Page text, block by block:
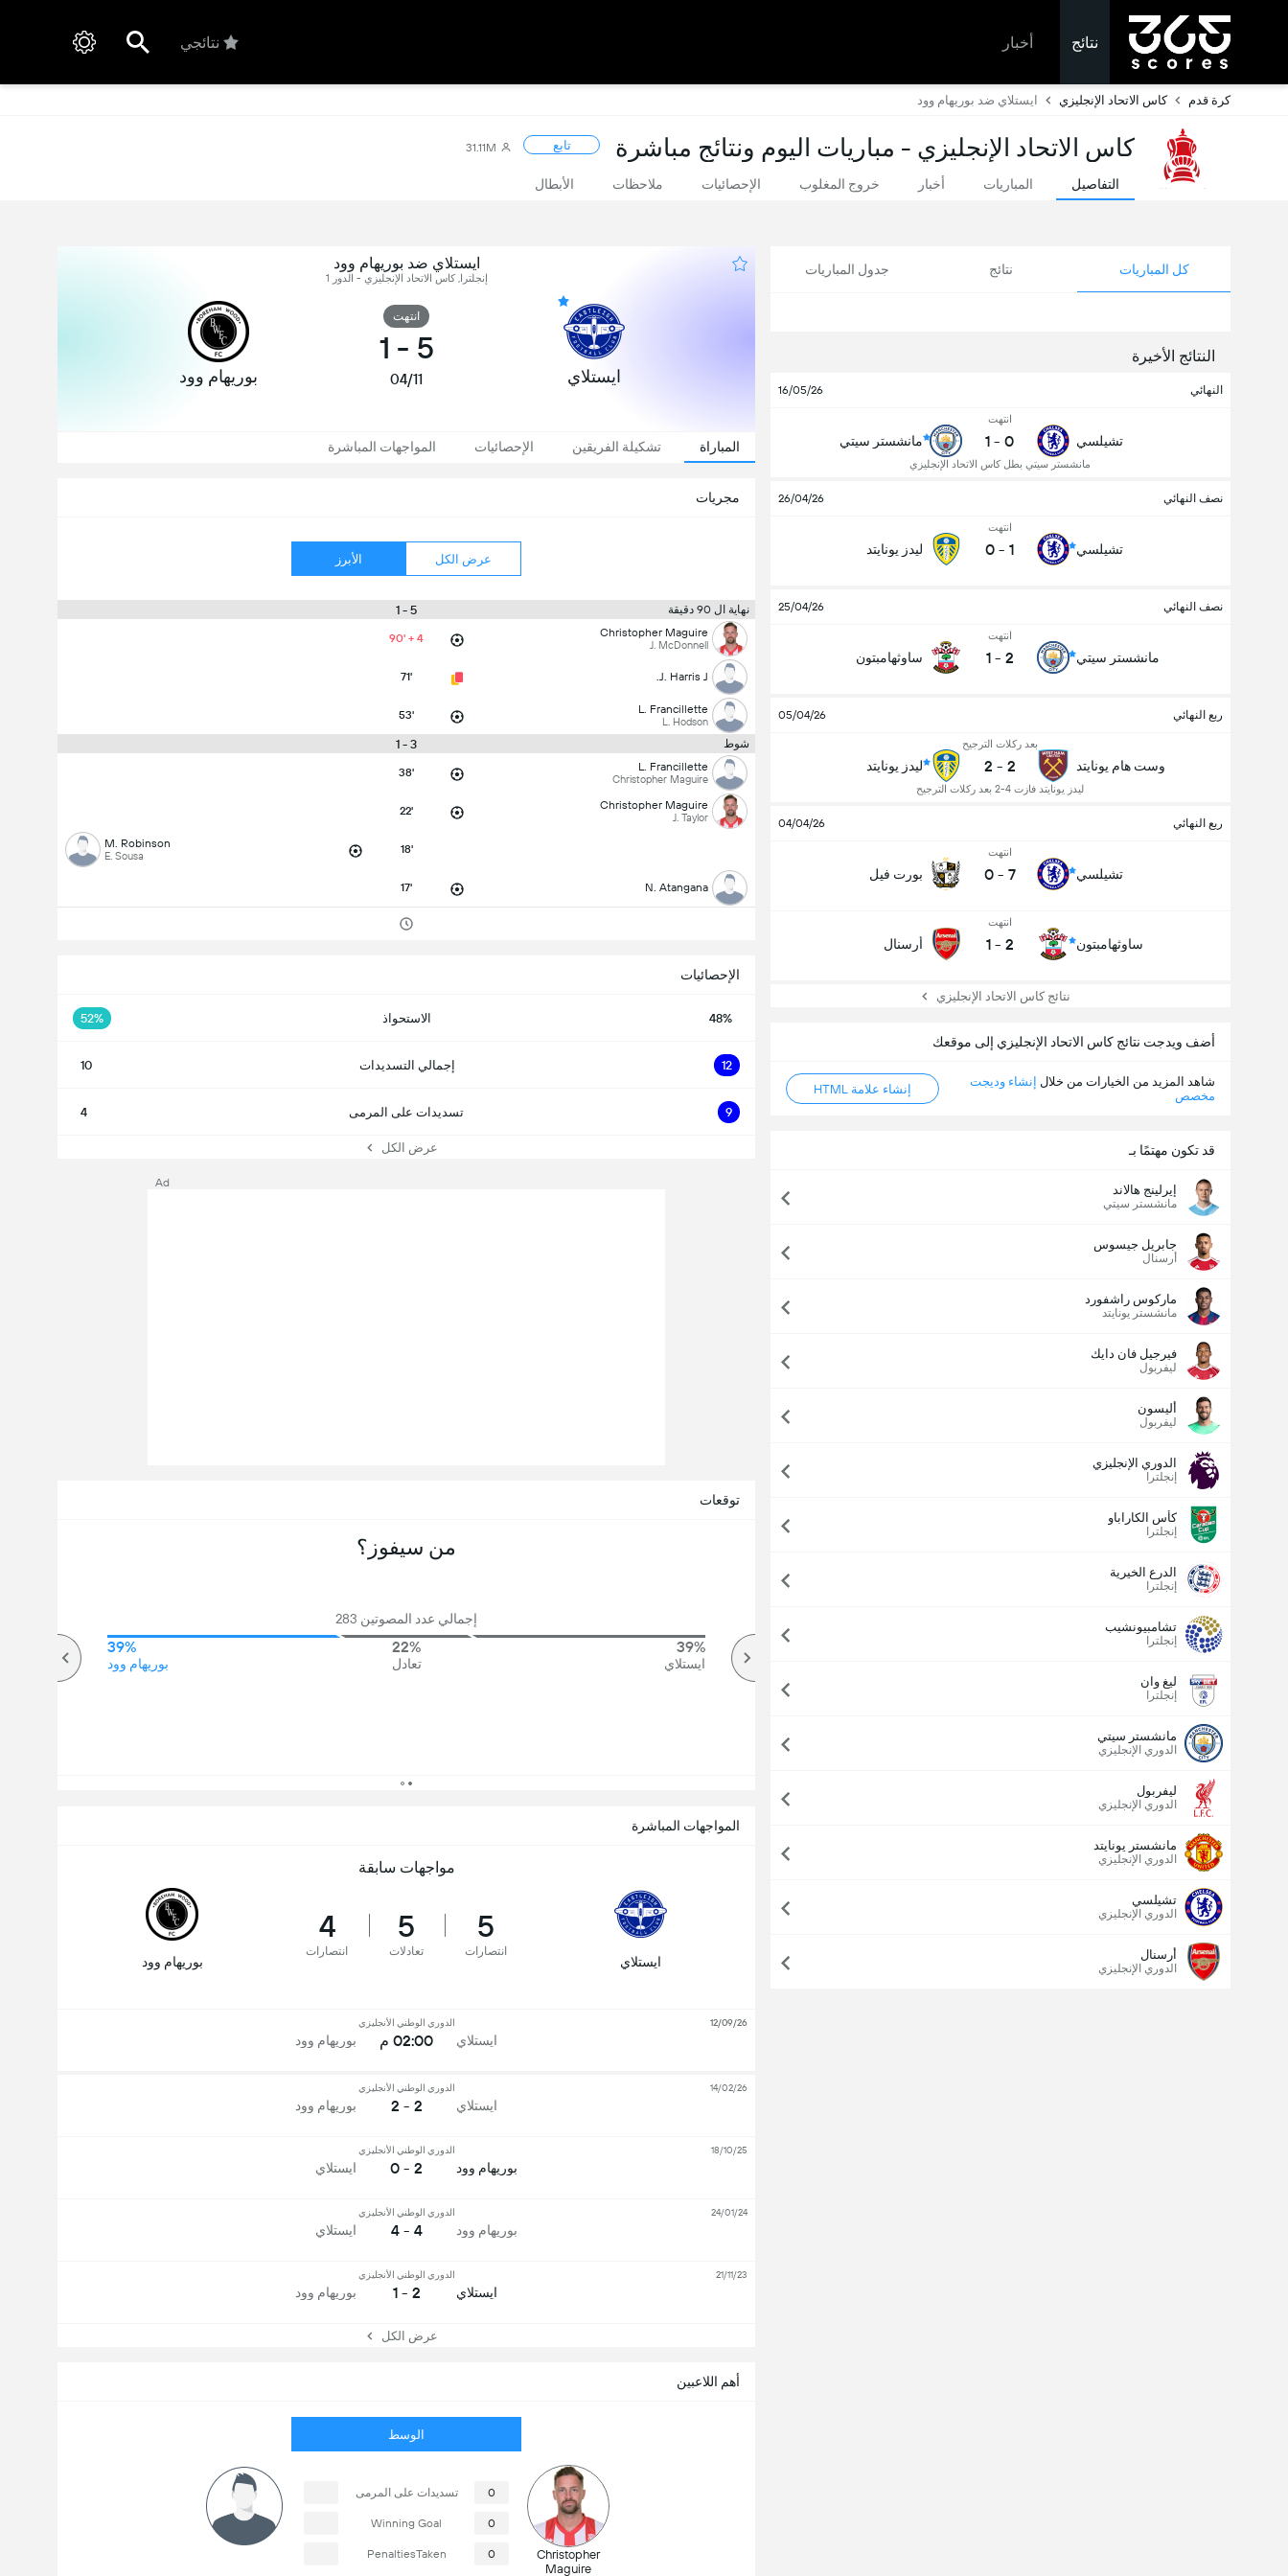
نتائج أخبار نتائجي
كرة قدم كاس الاتحاد الإنجليزي ايستلاي ضد بوريهام وود
كاس الاتحاد الإنجليزي - مباريات اليوم ونتائج مباشرة تابع 31.11M
التفاصيل المباريات أخبار خروج المغلوب الإحصائيات ملاحظات الأبطال
كل المباريات نتائج جدول المباريات
النتائج الأخيرة
النهائي 16/05/26
تشيلسي
انتهت
0
-
1
مانشستر سيتي بطل كاس الاتحاد الإنجليزي
مانشستر سيتي
نصف النهائي 26/04/26
تشيلسي
انتهت
1
-
0 ليدز يونايتد
نصف النهائي 25/04/26
مانشستر سيتي
انتهت
2
-
1 ساوثهامبتون
ربع النهائي 05/04/26
وست هام يونايتد
بعد ركلات الترجيح
2
-
2
ليدز يونايتد فازت 4-2 بعد ركلات الترجيح
ليدز يونايتد
ربع النهائي 04/04/26
تشيلسي
انتهت
7
-
0 بورت فيل
ساوثهامبتون
انتهت
2
-
1 أرسنال
نتائج كاس الاتحاد الإنجليزي
أضف ويدجت نتائج كاس الاتحاد الإنجليزي إلى موقعك
شاهد المزيد من الخيارات من خلال إنشاء وديجت
مخصص
إنشاء علامة HTML
قد تكون مهتمًا بـ
إيرلينج هالاند
مانشستر سيتي
جابريل جيسوس
أرسنال
ماركوس راشفورد
مانشستر يونايتد
فيرجيل فان دايك
ليفربول
أليسون
ليفربول
الدوري الإنجليزي
إنجلترا
كأس الكاراباو
إنجلترا
الدرع الخيرية
إنجلترا
تشامبيونشيب
إنجلترا
ليغ وان
إنجلترا
مانشستر سيتي
الدوري الإنجليزي
ليفربول
الدوري الإنجليزي
مانشستر يونايتد
الدوري الإنجليزي
تشيلسي
الدوري الإنجليزي
أرسنال
الدوري الإنجليزي
ايستلاي ضد بوريهام وود
إنجلترا, كاس الاتحاد الإنجليزي - الدور 1
ايستلاي
انتهت
5
-
1
04/11 بوريهام وود
المباراة تشكيلة الفريقين الإحصائيات المواجهات المباشرة
مجريات
عرض الكل الأبرز
نهاية ال 90 دقيقة 5 - 1
Christopher Maguire
J. McDonnell
90' + 4
J. Harris J.
71'
L. Francillette
L. Hodson
53'
شوط 3 - 1
L. Francillette
Christopher Maguire
38'
Christopher Maguire
J. Taylor
22'
18'
M. Robinson
E. Sousa
N. Atangana
17'
أهم اللاعبين
الوسط
Christopher
Maguire
0 تسديدات على المرمى
0
Winning Goal
0
PenaltiesTaken
الإحصائيات
48% الاستحواذ 52%
12 إجمالي التسديدات 10
9 تسديدات على المرمى 4
عرض الكل
توقعات
من سيفوز؟
إجمالي عدد المصوتين 283
39%
ايستلاي
22%
تعادل
39%
بوريهام وود
المواجهات المباشرة
مواجهات سابقة
ايستلاي
5
انتصارات
5
تعادلات
4
انتصارات
بوريهام وود
ايستلاي
الدوري الوطني الأنجليزي
02:00 م بوريهام وود
12/09/26
ايستلاي
الدوري الوطني الأنجليزي
2 - 2 بوريهام وود
14/02/26
بوريهام وود
الدوري الوطني الأنجليزي
2 - 0 ايستلاي
18/10/25
بوريهام وود
الدوري الوطني الأنجليزي
4 - 4 ايستلاي
24/01/24
ايستلاي
الدوري الوطني الأنجليزي
2 - 1 بوريهام وود
21/11/23
عرض الكل
Ad